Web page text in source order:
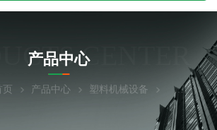
CENTER
产品中心
页 产品中心 塑料机械设备 自动磨刀机